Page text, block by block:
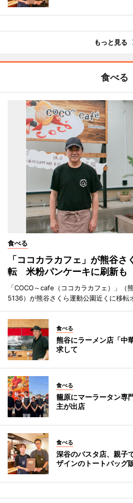
もっと見る
食べる
食べる
「ココカラカフェ」が熊谷
転 米粉パンケーキに刷新も
「COCO～cafe（ココカラカフェ）」
5136）が熊谷さくら運動公園近くに移転
食べる
熊谷にラーメン店「中
求して
食べる
籠原にマーラータン
主が出店
食べる
深谷のパスタ店、親
ザインのトートバッグ